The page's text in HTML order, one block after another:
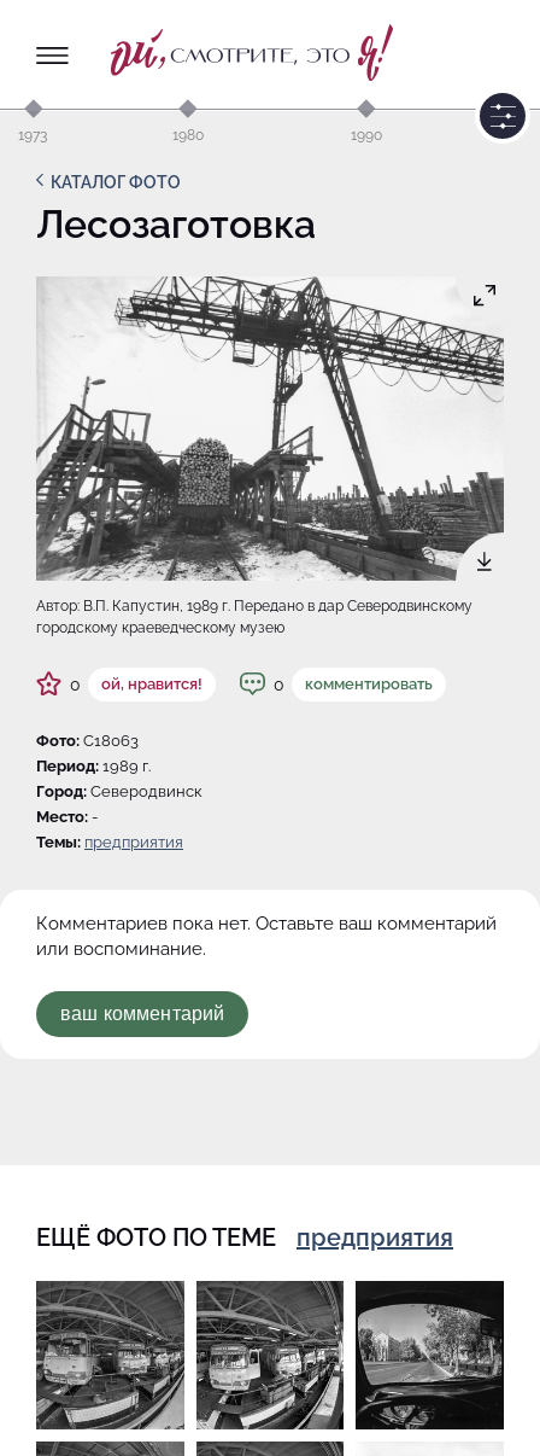
1973 1980 1990
КАТАЛОГ ФОТО
Лесозаготовка
Автор: В.П. Капустин, 1989 г. Передано в дар Северодвинскому
городскому краеведческому музею
0 ой, нравится! 0 комментировать
Фото: C18063
Период: 1989 г.
Город: Северодвинск
Место: -
Темы: предприятия
Комментариев пока нет. Оставьте ваш комментарий
или воспоминание.
ваш комментарий
ЕЩЁ ФОТО ПО ТЕМЕ предприятия